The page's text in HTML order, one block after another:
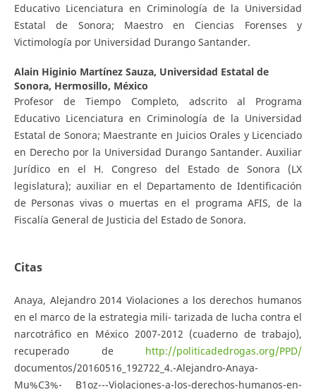
Educativo Licenciatura en Criminología de la Universidad
Estatal de Sonora; Maestro en Ciencias Forenses y
Victimología por Universidad Durango Santander.
Alain Higinio Martínez Sauza, Universidad Estatal de
Sonora, Hermosillo, México
Profesor de Tiempo Completo, adscrito al Programa
Educativo Licenciatura en Criminología de la Universidad
Estatal de Sonora; Maestrante en Juicios Orales y Licenciado
en Derecho por la Universidad Durango Santander. Auxiliar
Jurídico en el H. Congreso del Estado de Sonora (LX
legislatura); auxiliar en el Departamento de Identificación
de Personas vivas o muertas en el programa AFIS, de la
Fiscalía General de Justicia del Estado de Sonora.
Citas
Anaya, Alejandro 2014 Violaciones a los derechos humanos
en el marco de la estrategia mili- tarizada de lucha contra el
narcotráfico en México 2007-2012 (cuaderno de trabajo),
recuperado de http://politicadedrogas.org/PPD/
documentos/20160516_192722_4.-Alejandro-Anaya-
Mu%C3%- B1oz---Violaciones-a-los-derechos-humanos-en-